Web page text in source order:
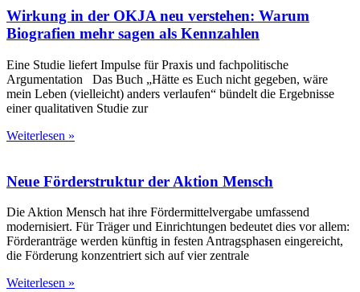
Wirkung in der OKJA neu verstehen: Warum
Biografien mehr sagen als Kennzahlen
Eine Studie liefert Impulse für Praxis und fachpolitische
Argumentation Das Buch „Hätte es Euch nicht gegeben, wäre
mein Leben (vielleicht) anders verlaufen“ bündelt die Ergebnisse
einer qualitativen Studie zur
Weiterlesen »
Neue Förderstruktur der Aktion Mensch
Die Aktion Mensch hat ihre Fördermittelvergabe umfassend
modernisiert. Für Träger und Einrichtungen bedeutet dies vor allem:
Förderanträge werden künftig in festen Antragsphasen eingereicht,
die Förderung konzentriert sich auf vier zentrale
Weiterlesen »